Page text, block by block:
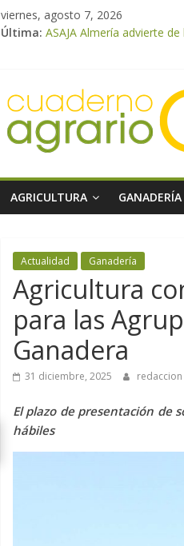
viernes, agosto 7, 2026
Última: ASAJA Almería advierte
ASAJA Almería: las
VÍDEO: Promoción y
Cooperativas Agro-
AGRICULTURA GANADERÍA
Actualidad Ganadería
Agricultura
para las
Ganadera
31 diciembre, 2025 redaccion
El plazo de presentación de
hábiles